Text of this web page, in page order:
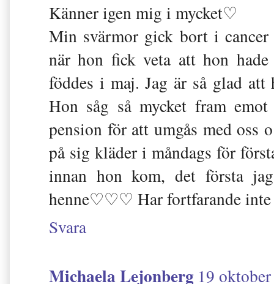
Känner igen mig i mycket♡
Min svärmor gick bort i
när hon fick veta att hon
föddes i maj. Jag är så glad
Hon såg så mycket fram
pension för att umgås med
på sig kläder i måndags för
innan hon kom, det första
henne♡♡♡ Har fortfarande inte
Svara
Michaela Lejonberg 19